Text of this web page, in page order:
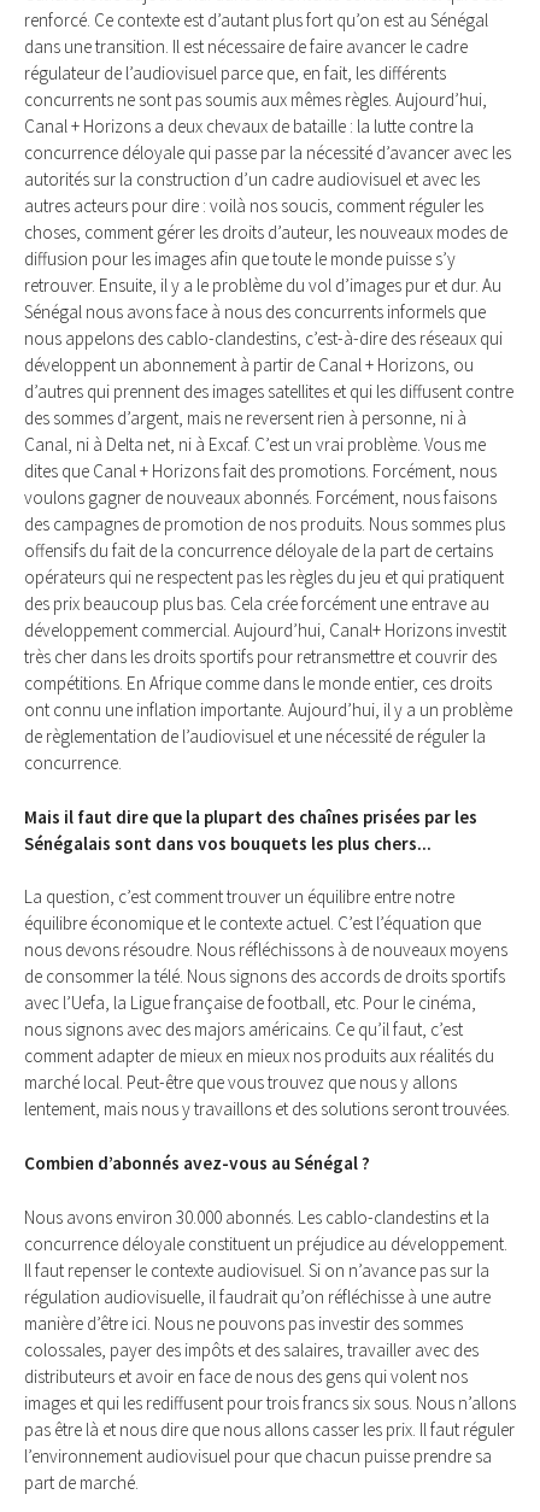
renforcé. Ce contexte est d’autant plus fort qu’on est au Sénégal
dans une transition. Il est nécessaire de faire avancer le cadre
régulateur de l’audiovisuel parce que, en fait, les différents
concurrents ne sont pas soumis aux mêmes règles. Aujourd’hui,
Canal + Horizons a deux chevaux de bataille : la lutte contre la
concurrence déloyale qui passe par la nécessité d’avancer avec les
autorités sur la construction d’un cadre audiovisuel et avec les
autres acteurs pour dire : voilà nos soucis, comment réguler les
choses, comment gérer les droits d’auteur, les nouveaux modes de
diffusion pour les images afin que toute le monde puisse s’y
retrouver. Ensuite, il y a le problème du vol d’images pur et dur. Au
Sénégal nous avons face à nous des concurrents informels que
nous appelons des cablo-clandestins, c’est-à-dire des réseaux qui
développent un abonnement à partir de Canal + Horizons, ou
d’autres qui prennent des images satellites et qui les diffusent contre
des sommes d’argent, mais ne reversent rien à personne, ni à
Canal, ni à Delta net, ni à Excaf. C’est un vrai problème. Vous me
dites que Canal + Horizons fait des promotions. Forcément, nous
voulons gagner de nouveaux abonnés. Forcément, nous faisons
des campagnes de promotion de nos produits. Nous sommes plus
offensifs du fait de la concurrence déloyale de la part de certains
opérateurs qui ne respectent pas les règles du jeu et qui pratiquent
des prix beaucoup plus bas. Cela crée forcément une entrave au
développement commercial. Aujourd’hui, Canal+ Horizons investit
très cher dans les droits sportifs pour retransmettre et couvrir des
compétitions. En Afrique comme dans le monde entier, ces droits
ont connu une inflation importante. Aujourd’hui, il y a un problème
de règlementation de l’audiovisuel et une nécessité de réguler la
concurrence.
Mais il faut dire que la plupart des chaînes prisées par les
Sénégalais sont dans vos bouquets les plus chers...
La question, c’est comment trouver un équilibre entre notre
équilibre économique et le contexte actuel. C’est l’équation que
nous devons résoudre. Nous réfléchissons à de nouveaux moyens
de consommer la télé. Nous signons des accords de droits sportifs
avec l’Uefa, la Ligue française de football, etc. Pour le cinéma,
nous signons avec des majors américains. Ce qu’il faut, c’est
comment adapter de mieux en mieux nos produits aux réalités du
marché local. Peut-être que vous trouvez que nous y allons
lentement, mais nous y travaillons et des solutions seront trouvées.
Combien d’abonnés avez-vous au Sénégal ?
Nous avons environ 30.000 abonnés. Les cablo-clandestins et la
concurrence déloyale constituent un préjudice au développement.
Il faut repenser le contexte audiovisuel. Si on n’avance pas sur la
régulation audiovisuelle, il faudrait qu’on réfléchisse à une autre
manière d’être ici. Nous ne pouvons pas investir des sommes
colossales, payer des impôts et des salaires, travailler avec des
distributeurs et avoir en face de nous des gens qui volent nos
images et qui les rediffusent pour trois francs six sous. Nous n’allons
pas être là et nous dire que nous allons casser les prix. Il faut réguler
l’environnement audiovisuel pour que chacun puisse prendre sa
part de marché.